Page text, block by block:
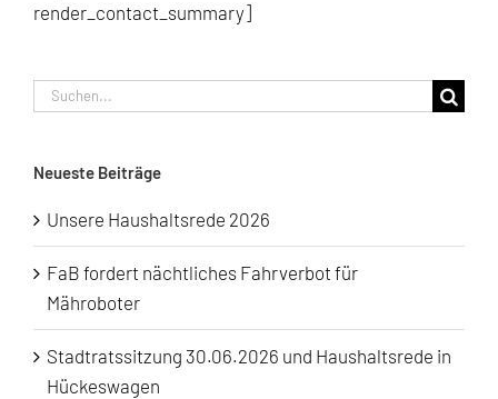
render_contact_summary]
Suche
Neueste Beiträge
Unsere Haushaltsrede 2026
FaB fordert nächtliches Fahrverbot für
Mähroboter
Stadtratssitzung 30.06.2026 und Haushaltsrede in
Hückeswagen